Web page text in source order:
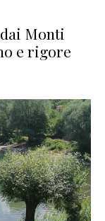
Monti
e rigore